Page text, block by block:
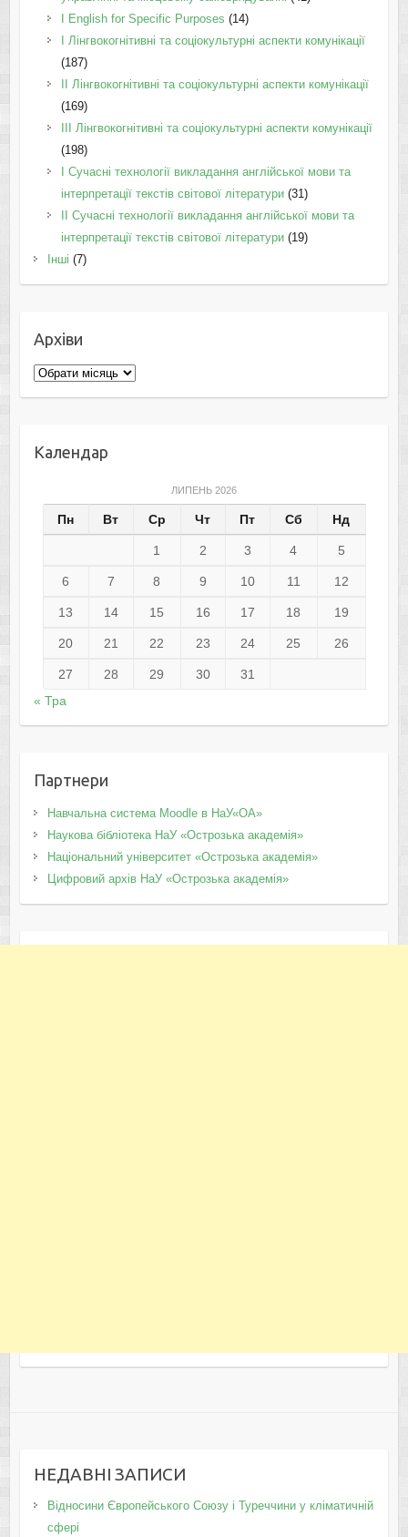
І English for Specific Purposes (14)
I Лінгвокогнітивні та соціокультурні аспекти комунікації
(187)
IІ Лінгвокогнітивні та соціокультурні аспекти комунікації
(169)
IІI Лінгвокогнітивні та соціокультурні аспекти комунікації
(198)
I Cучасні технології викладання англійської мови та
інтерпретації текстів світової літератури(31)
II Cучасні технології викладання англійської мови та
інтерпретації текстів світової літератури(19)
Інші (7)
Архіви
Архіви
Календар
ЛИПЕНЬ 2026
Пн Вт Ср Чт Пт Сб Нд
1 2 3 4 5
6 7 8 9 10 11 12
13 14 15 16 17 18 19
20 21 22 23 24 25 26
27 28 29 30
31
« Тра
Партнери
Навчальна система Moodle в НаУ«ОА»
Наукова бібліотека НаУ «Острозька академія»
Національний університет «Острозька академія»
Цифровий архів НаУ «Острозька академія»
НЕДАВНІ ЗАПИСИ
Відносини Європейського Союзу і Туреччини у кліматичній
сфері